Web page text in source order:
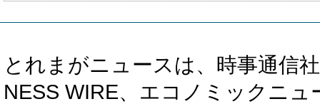
とれまがニュースは、時事通信
NESS WIRE、エコノミックニ